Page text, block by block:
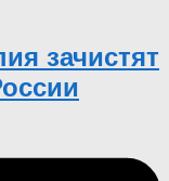
зачистят